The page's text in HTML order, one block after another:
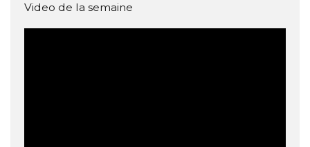
Video de la semaine